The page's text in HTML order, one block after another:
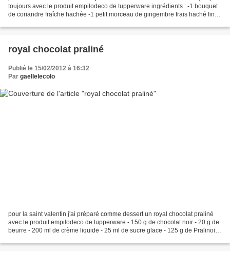
toujours avec le produit empilodeco de tupperware ingrédients : -1 bouquet
de coriandre fraîche hachée -1 petit morceau de gingembre frais haché fin
royal chocolat praliné
Publié le 15/02/2012 à 16:32
Par gaellelecolo
pour la saint valentin j'ai préparé comme dessert un royal chocolat praliné
avec le produit empilodeco de tupperware - 150 g de chocolat noir - 20 g de
beurre - 200 ml de crème liquide - 25 ml de sucre glace - 125 g de Pralinoise